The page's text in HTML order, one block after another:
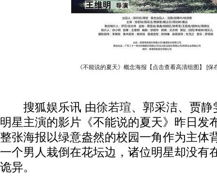
《不能说的夏天》概念海报【点击查看高清组图】 [保
搜狐娱乐讯 由徐若瑄、郭采洁、贾
明星主演的影片《不能说的夏天》昨日发
整张海报以绿意盎然的校园一角作为主体
一个男人栽倒在花坛边， 诸位明星却没有
诡异。